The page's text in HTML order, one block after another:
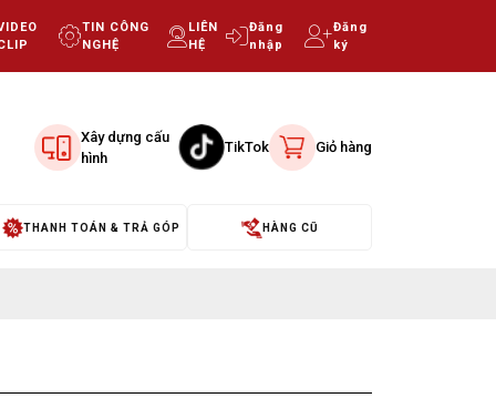
TIN CÔNG
NGHỆ
LIÊN
HỆ
Đăng
nhập
Đăng
ký
Xây dựng cấu
hình
TikTok Giỏ hàng
THANH TOÁN & TRẢ GÓP HÀNG CŨ